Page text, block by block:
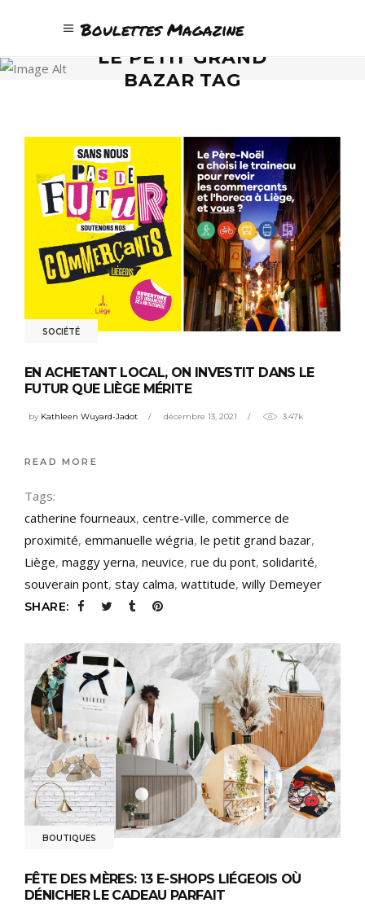
Boulettes Magazine
LE PETIT GRAND
BAZAR TAG
SOCIÉTÉ
EN ACHETANT LOCAL, ON INVESTIT DANS LE
FUTUR QUE LIÈGE MÉRITE
by Kathleen Wuyard-Jadot décembre 13, 2021 3.47k
READ MORE
Tags:
catherine fourneaux, centre-ville, commerce de
proximité, emmanuelle wégria, le petit grand bazar,
Liège, maggy yerna, neuvice, rue du pont, solidarité,
souverain pont, stay calma, wattitude, willy Demeyer
SHARE:
BOUTIQUES
FÊTE DES MÈRES: 13 E-SHOPS LIÉGEOIS OÙ
DÉNICHER LE CADEAU PARFAIT